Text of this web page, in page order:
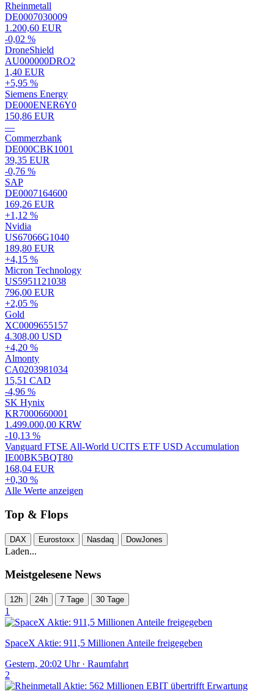
Rheinmetall
DE0007030009
1.200,60 EUR
-0,02 %
DroneShield
AU000000DRO2
1,40 EUR
+5,95 %
Siemens Energy
DE000ENER6Y0
150,86 EUR
—
Commerzbank
DE000CBK1001
39,35 EUR
-0,76 %
SAP
DE0007164600
169,26 EUR
+1,12 %
Nvidia
US67066G1040
189,80 EUR
+4,15 %
Micron Technology
US5951121038
796,00 EUR
+2,05 %
Gold
XC0009655157
4.308,00 USD
+4,20 %
Almonty
CA0203981034
15,51 CAD
-4,96 %
SK Hynix
KR7000660001
1.499.000,00 KRW
-10,13 %
Vanguard FTSE All-World UCITS ETF USD Accumulation
IE00BK5BQT80
168,04 EUR
+0,30 %
Alle Werte anzeigen
Top & Flops
DAX Eurostoxx Nasdaq DowJones
Laden...
Meistgelesene News
12h 24h 7 Tage 30 Tage
1
SpaceX Aktie: 911,5 Millionen Anteile freigegeben
Gestern, 20:02 Uhr · Raumfahrt
2